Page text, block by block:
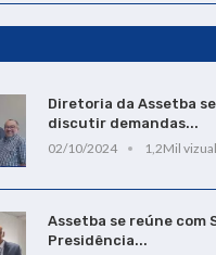
Diretoria da Assetba
discutir demandas...
02/10/2024
1,2Mil
Assetba se reúne com
Presidência...